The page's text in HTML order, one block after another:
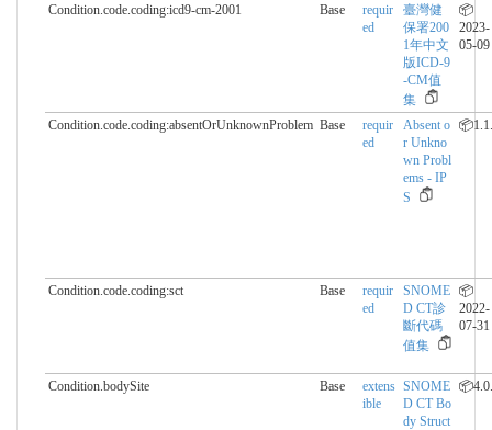
Condition.code.coding:icd9-cm-2001 Base
requir
ed
臺灣健
保署200
1年中文
版ICD-9
-CM值
集
📦
2023-
05-09
Condition.code.coding:absentOrUnknownProblem Base
requir
ed
Absent o
r Unkno
wn Probl
ems - IP
S
Condition.code.coding:sct Base
requir
ed
SNOME
D CT診
斷代碼
值集
📦
2022-
07-31
Condition.bodySite Base
extens
ible
SNOME
D CT Bo
dy Struct